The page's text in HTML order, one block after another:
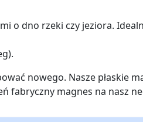
o dno rzeki czy jeziora.
nowego. Nasze płaskie
fabryczny magnes na nasz